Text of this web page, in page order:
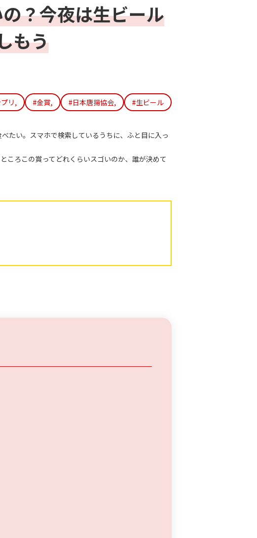
？今夜は生ビール
もう
リ, #金賞, #日本唐揚協会, #生ビール
たい。スマホで検索しているうちに、ふと目に入っ
ころこの賞ってどれくらいスゴいのか、誰が決めて